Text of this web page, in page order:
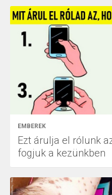
EMBEREK
Ezt árulja el rólunk
fogjuk a kezünkben